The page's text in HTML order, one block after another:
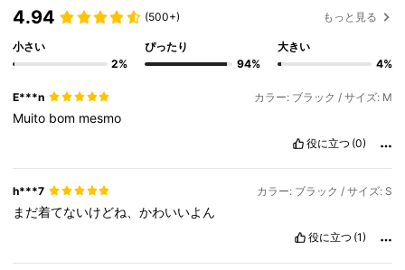
4.94 (500+) もっと見る
小さい
2%
ぴったり
94%
大きい
4%
E***n カラー: ブラック / サイズ: M
Muito bom mesmo
役に立つ (0)
h***7 カラー: ブラック / サイズ: S
まだ着てないけどね、かわいいよん
役に立つ (1)